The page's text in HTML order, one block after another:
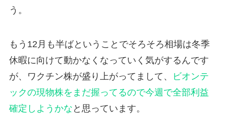
う。
もう12月も半ばということでそろそろ相場は冬季
休暇に向けて動かなくなっていく気がするんです
が、ワクチン株が盛り上がってまして、
ビオンテ
ックの現物株をまだ握ってるので今週で全部利益
確定しようかな と思っています。